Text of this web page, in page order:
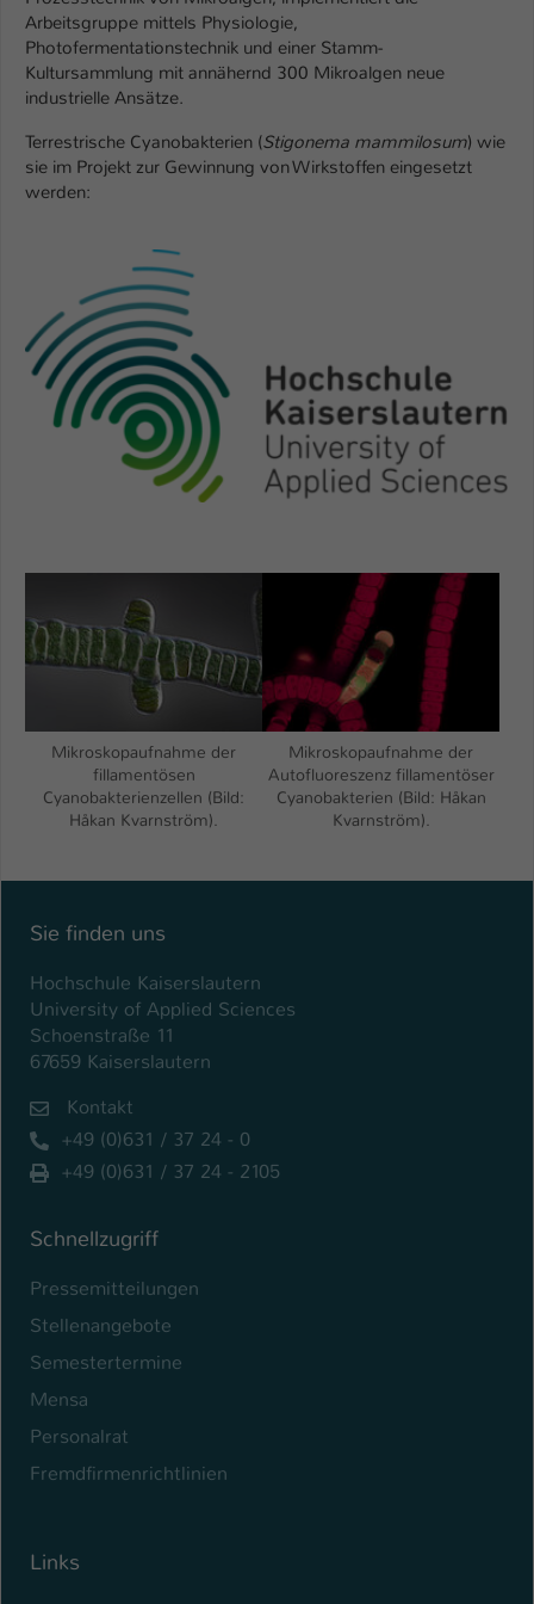
Arbeitsgruppe mittels Physiologie,
Photofermentationstechnik und einer Stamm-
Kultursammlung mit annähernd 300 Mikroalgen neue
industrielle Ansätze.
Terrestrische Cyanobakterien (Stigonema mammilosum) wie
sie im Projekt zur Gewinnung von Wirkstoffen eingesetzt
werden:
Mikroskopaufnahme der
fillamentösen
Cyanobakterienzellen (Bild:
Håkan Kvarnström).
Mikroskopaufnahme der
Autofluoreszenz fillamentöser
Cyanobakterien (Bild: Håkan
Kvarnström).
Sie finden uns
Hochschule Kaiserslautern
University of Applied Sciences
Schoenstraße 11
67659 Kaiserslautern
Kontakt
+49 (0)631 / 37 24 - 0
+49 (0)631 / 37 24 - 2105
Schnellzugriff
Pressemitteilungen
Stellenangebote
Semestertermine
Mensa
Personalrat
Fremdfirmenrichtlinien
Links
Zweck
Einstellungen. Unter anderem eine zufällig
generierte ID, für die historische
Speicherung Ihrer vorgenommen
Einstellungen, falls der Webseiten-
Name
Laufzeit 1 Woche
Zweck
Dieses Cookie ist ein Standard-Session-
Cookie von TYPO3. Es speichert im Fall
eines Intranet-Logins die Session-ID. So
kann der eingeloggte Benutzer
wiedererkannt werden und es wird ihm
Zugang zu geschützten Bereichen
gewährt.
Name be_typo_user
Anbieter
1 Tag
Zweck
Dieser Cookie teilt der Webseite mit, ob
ein Besucher im Typo3-Backend
angemeldet ist und Rechte besitzt diese
zu verwalten.